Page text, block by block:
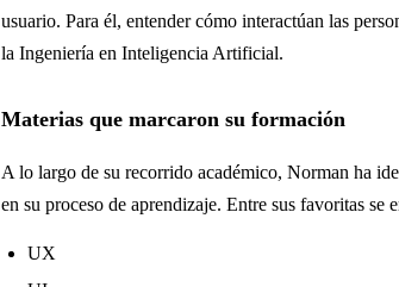
usuario. Para él, entender cómo interactúan las
la Ingeniería en Inteligencia Artificial.
Materias que marcaron su formación
A lo largo de su recorrido académico, Norman ha
en su proceso de aprendizaje. Entre sus favoritas se
UX